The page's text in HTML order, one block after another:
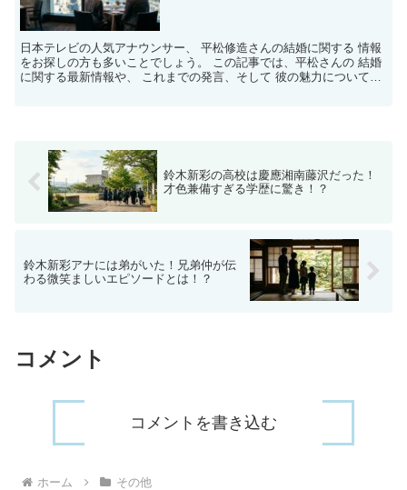
日本テレビの人気アナウンサー、 平松修造さんの結婚に関する 情報
をお探しの方も多いことでしょう。​ この記事では、平松さんの 結婚
に関する最新情報や、 これまでの発言、そして 彼の魅力についてご
鈴木新彩の高校は慶應湘南藤沢だった！
才色兼備すぎる学歴に驚き！？
鈴木新彩アナには弟がいた！兄弟仲が伝
わる微笑ましいエピソードとは！？
コメント
コメントを書き込む
ホーム その他